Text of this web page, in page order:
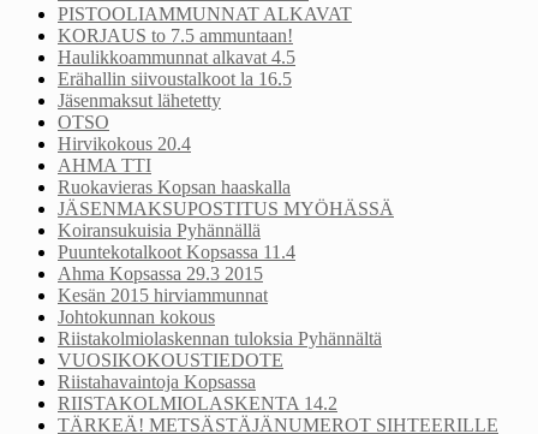
PISTOOLIAMMUNNAT ALKAVAT
KORJAUS to 7.5 ammuntaan!
Haulikkoammunnat alkavat 4.5
Erähallin siivoustalkoot la 16.5
Jäsenmaksut lähetetty
OTSO
Hirvikokous 20.4
AHMA TTI
Ruokavieras Kopsan haaskalla
JÄSENMAKSUPOSTITUS MYÖHÄSSÄ
Koiransukuisia Pyhännällä
Puuntekotalkoot Kopsassa 11.4
Ahma Kopsassa 29.3 2015
Kesän 2015 hirviammunnat
Johtokunnan kokous
Riistakolmiolaskennan tuloksia Pyhännältä
VUOSIKOKOUSTIEDOTE
Riistahavaintoja Kopsassa
RIISTAKOLMIOLASKENTA 14.2
TÄRKEÄ! METSÄSTÄJÄNUMEROT SIHTEERILLE